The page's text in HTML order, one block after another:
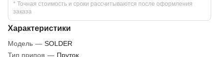
* Точная стоимость и сроки рассчитываются после оформления
заказа
Характеристики
Модель — SOLDER
Тип припоя — Пруток